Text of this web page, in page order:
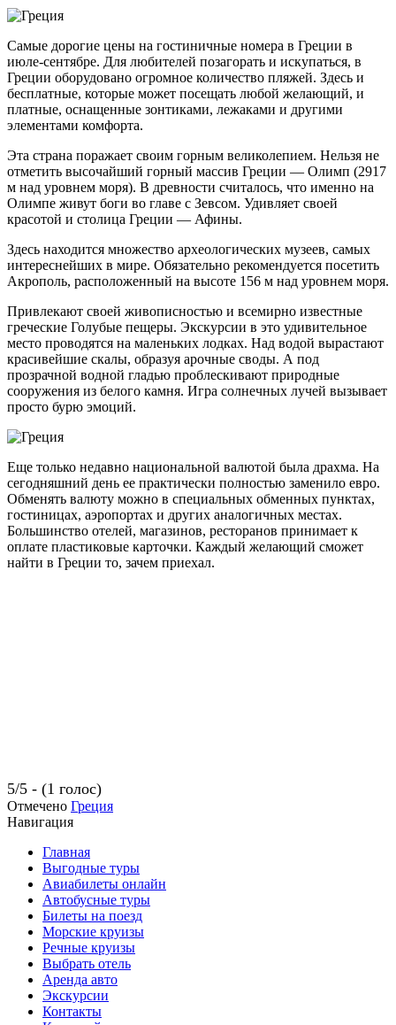
Самые дорогие цены на гостиничные номера в Греции в
июле-сентябре. Для любителей позагорать и искупаться, в
Греции оборудовано огромное количество пляжей. Здесь и
бесплатные, которые может посещать любой желающий, и
платные, оснащенные зонтиками, лежаками и другими
элементами комфорта.
Эта страна поражает своим горным великолепием. Нельзя не
отметить высочайший горный массив Греции — Олимп (2917
м над уровнем моря). В древности считалось, что именно на
Олимпе живут боги во главе с Зевсом. Удивляет своей
красотой и столица Греции — Афины.
Здесь находится множество археологических музеев, самых
интереснейших в мире. Обязательно рекомендуется посетить
Акрополь, расположенный на высоте 156 м над уровнем моря.
Привлекают своей живописностью и всемирно известные
греческие Голубые пещеры. Экскурсии в это удивительное
место проводятся на маленьких лодках. Над водой вырастают
красивейшие скалы, образуя арочные своды. А под
прозрачной водной гладью проблескивают природные
сооружения из белого камня. Игра солнечных лучей вызывает
просто бурю эмоций.
Еще только недавно национальной валютой была драхма. На
сегодняшний день ее практически полностью заменило евро.
Обменять валюту можно в специальных обменных пунктах,
гостиницах, аэропортах и других аналогичных местах.
Большинство отелей, магазинов, ресторанов принимает к
оплате пластиковые карточки. Каждый желающий сможет
найти в Греции то, зачем приехал.
5/5 - (1 голос)
Отмечено Греция
Навигация
Главная
Выгодные туры
Авиабилеты онлайн
Автобусные туры
Билеты на поезд
Морские круизы
Речные круизы
Выбрать отель
Аренда авто
Экскурсии
Контакты